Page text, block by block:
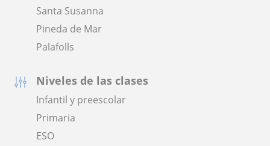
Santa Susanna
Pineda de Mar
Palafolls
Niveles de las clases
Infantil y preescolar
Primaria
ESO